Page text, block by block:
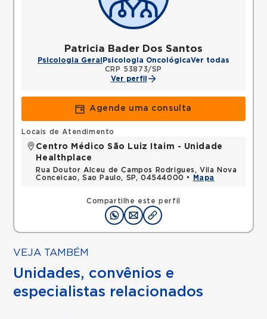
Patricia Bader Dos Santos
Psicologia Geral Psicologia OncológicaVer todas
CRP 53873/SP
Ver perfil
Agende uma consulta
Compartilhe este perfil
Locais de Atendimento
Centro Médico São Luiz Itaim - Unidade
Healthplace
Rua Doutor Alceu de Campos Rodrigues, Vila Nova
Conceicao, Sao Paulo, SP, 04544000 •
Mapa
VEJA TAMBÉM
Unidades, convênios e
especialistas relacionados